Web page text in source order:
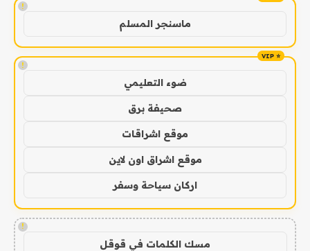
!
ماسنجر المسلم
!
ضوء التعليمي
صحيفة برق
موقع اشراقات
موقع اشراق اون لاين
اركان سياحة وسفر
!
مسك الكلمات في قوقل